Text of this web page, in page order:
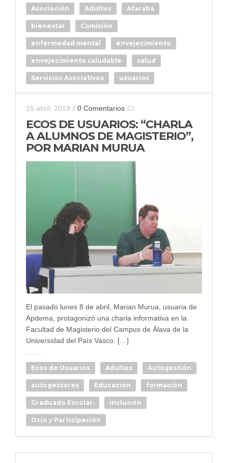
Asociación Adultos Afaraba
bienestar Comisión
enfermedad mental envejecimiento
envejecimiento saludable salud
Servicios Asociativos usuarios
15 abril, 2019 / 0 Comentarios
ECOS DE USUARIOS: “CHARLA
A ALUMNOS DE MAGISTERIO”,
POR MARIAN MURUA
El pasado lunes 8 de abril, Marian Murua, usuaria de
Apdema, protagonizó una charla informativa en la
Facultad de Magisterio del Campus de Álava de la
Universidad del País Vasco. […]
Ecos de Usuarios Adultos Autogestión
autogestores Educación formación
Graduado Escolar. inclusión
Ocio y Participación